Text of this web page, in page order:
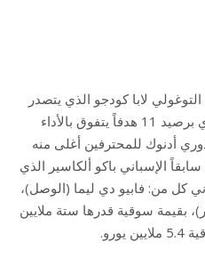
لابا كودجو الذي يتصدر
ترتيب هدافي دوري أدنوك للمحترفين بعد انتهاء الجولة الـ14 للدوري برصيد 11 هدفاً يتفوق بالأداء
أدنوك للمحترفين أغلى منه
الإسباني باكو ألكاسير الذي
كل من: فابيو دي ليما (الوصل)،
بقيمة سوقية قدرها ستة ملايين